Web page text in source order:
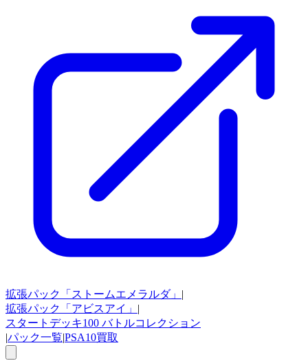
拡張パック 「ストームエメラルダ」 |
拡張パック
「アビスアイ」 |
スタートデッキ100 バトルコレクション
|パック一覧|PSA10買取